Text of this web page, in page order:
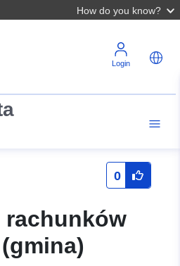
How do you know?
Login
0
rachunków